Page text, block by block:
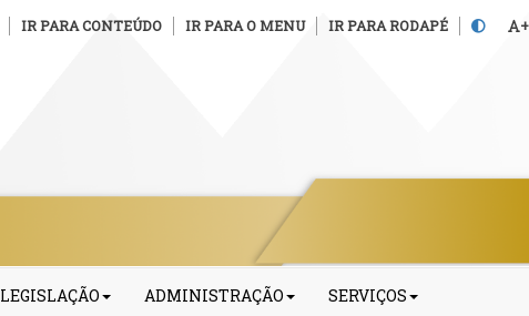
IR PARA CONTEÚDO IR PARA O MENU IR PARA RODAPÉ +
LEGISLAÇÃO ADMINISTRAÇÃO SERVIÇOS